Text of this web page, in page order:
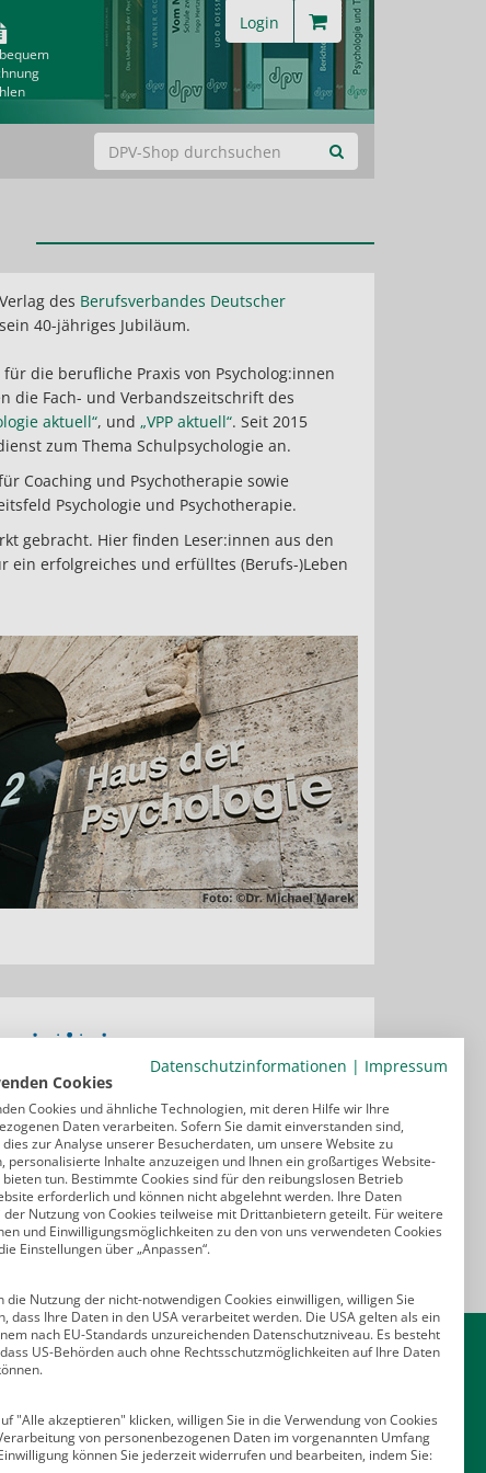
Login
des Berufsverbandes Deutscher
40-jähriges Jubiläum.
die berufliche Praxis von Psycholog:innen
die Fach- und Verbandszeitschrift des
aktuell“, und „VPP aktuell“. Seit 2015
zum Thema Schulpsychologie an.
Coaching und Psychotherapie sowie
Psychologie und Psychotherapie.
gebracht. Hier finden Leser:innen aus den
ein erfolgreiches und erfülltes (Berufs-)Leben
Kontakt
10179 Berlin
E-Mail: verlag@psychologenverlag.de
Datenschutzinformationen | Impressum
Cookies
Cookies und ähnliche Technologien, mit deren Hilfe wir Ihre
Daten verarbeiten. Sofern Sie damit einverstanden sind,
zur Analyse unserer Besucherdaten, um unsere Website zu
personalisierte Inhalte anzuzeigen und Ihnen ein großartiges Website-
bieten tun. Bestimmte Cookies sind für den reibungslosen Betrieb
erforderlich und können nicht abgelehnt werden. Ihre Daten
der Nutzung von Cookies teilweise mit Drittanbietern geteilt. Für weitere
und Einwilligungsmöglichkeiten zu den von uns verwendeten Cookies
Einstellungen über „Anpassen“.
die Nutzung der nicht-notwendigen Cookies einwilligen, willigen Sie
dass Ihre Daten in den USA verarbeitet werden. Die USA gelten als ein
nach EU-Standards unzureichenden Datenschutzniveau. Es besteht
US-Behörden auch ohne Rechtsschutzmöglichkeiten auf Ihre Daten
"Alle akzeptieren" klicken, willigen Sie in die Verwendung von Cookies
von personenbezogenen Daten im vorgenannten Umfang
können Sie jederzeit widerrufen und bearbeiten, indem Sie: